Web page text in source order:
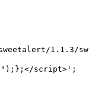
1.1.3/
script>';